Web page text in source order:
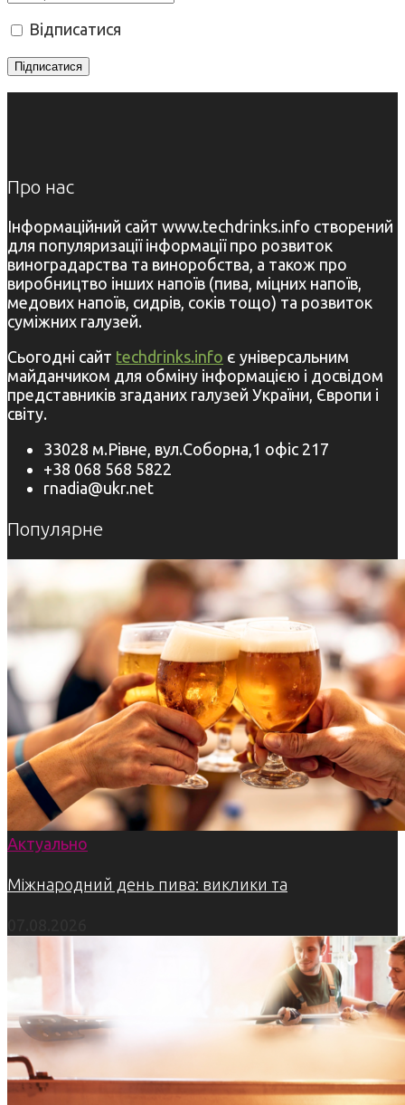
Відписатися
Про нас
Інформаційний сайт www.techdrinks.info створений
для популяризації інформації про розвиток
виноградарства та виноробства, а також про
виробництво інших напоїв (пива, міцних напоїв,
медових напоїв, сидрів, соків тощо) та розвиток
суміжних галузей.
Сьогодні сайт techdrinks.info є універсальним
майданчиком для обміну інформацією і досвідом
представників згаданих галузей України, Європи і
світу.
33028 м.Рівне, вул.Соборна,1 офіс 217
+38 068 568 5822
rnadia@ukr.net
Популярне
Актуально
Міжнародний день пива: виклики та